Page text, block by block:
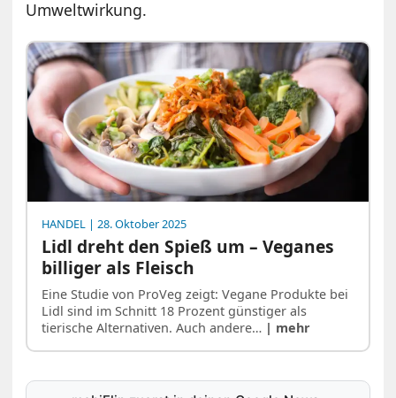
Umweltwirkung.
HANDEL | 28. Oktober 2025
Lidl dreht den Spieß um – Veganes
billiger als Fleisch
Eine Studie von ProVeg zeigt: Vegane Produkte bei
Lidl sind im Schnitt 18 Prozent günstiger als
tierische Alternativen. Auch andere… | mehr